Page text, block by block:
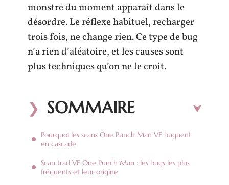
monstre du moment apparaît dans le
désordre. Le réflexe habituel, recharger
trois fois, ne change rien. Ce type de bug
n’a rien d’aléatoire, et les causes sont
plus techniques qu’on ne le croit.
SOMMAIRE
Pourquoi les scans One Punch Man VF buguent
en cascade
Scan trad VF One Punch Man : les bugs les plus
fréquents et leur origine